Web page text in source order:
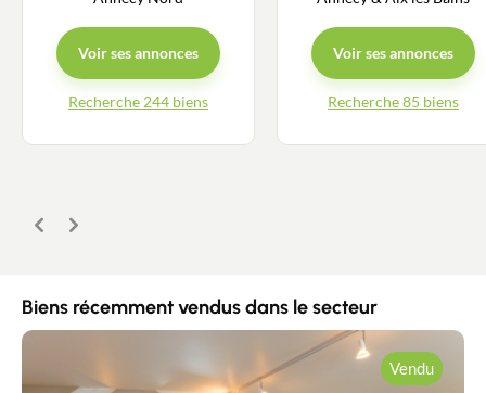
Voir ses annonces
Recherche 244 biens
Voir ses annonces
Recherche 85 biens
Précédent
Suivant
Biens récemment vendus dans le secteur
Vendu